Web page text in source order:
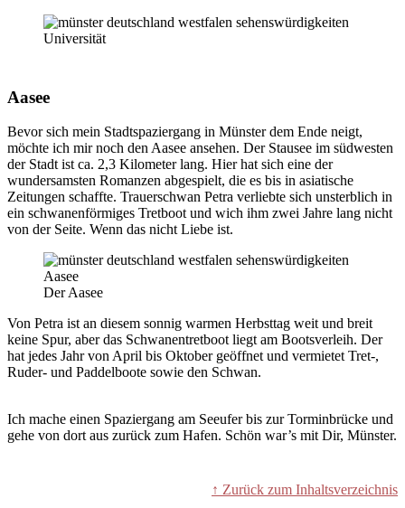
Aasee
Bevor sich mein Stadtspaziergang in Münster dem Ende neigt,
möchte ich mir noch den Aasee ansehen. Der Stausee im südwesten
der Stadt ist ca. 2,3 Kilometer lang. Hier hat sich eine der
wundersamsten Romanzen abgespielt, die es bis in asiatische
Zeitungen schaffte. Trauerschwan Petra verliebte sich unsterblich in
ein schwanenförmiges Tretboot und wich ihm zwei Jahre lang nicht
von der Seite. Wenn das nicht Liebe ist.
Der Aasee
Von Petra ist an diesem sonnig warmen Herbsttag weit und breit
keine Spur, aber das Schwanentretboot liegt am Bootsverleih. Der
hat jedes Jahr von April bis Oktober geöffnet und vermietet Tret-,
Ruder- und Paddelboote sowie den Schwan.
Ich mache einen Spaziergang am Seeufer bis zur Torminbrücke und
gehe von dort aus zurück zum Hafen. Schön war’s mit Dir, Münster.
↑ Zurück zum Inhaltsverzeichnis